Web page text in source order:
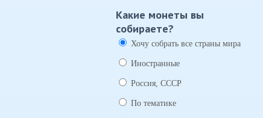
Какие монеты вы
собираете?
Хочу собрать все страны мира
Иностранные
Россия, СССР
По тематике